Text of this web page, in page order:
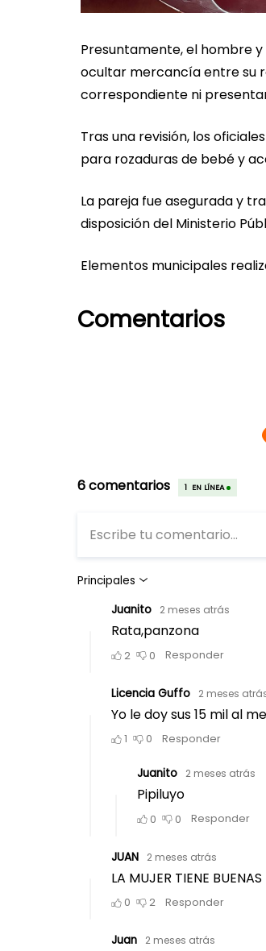
Presuntamente, el hombre
ocultar mercancía entre su
correspondiente ni
Tras una revisión, los
para rozaduras de bebé y
La pareja fue asegurada y
disposición del Ministerio
Elementos municipales
Comentarios